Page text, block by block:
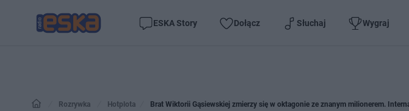
ESKA Story Dołącz Słuchaj Wygraj
Rozrywka Hotplota Brat Wiktorii Gąsiewskiej zmierzy się w oktagonie ze znanym milionerem.